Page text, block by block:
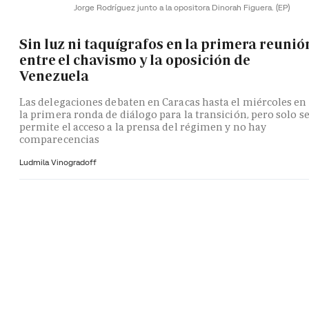
Jorge Rodríguez junto a la opositora Dinorah Figuera. (EP)
Sin luz ni taquígrafos en la primera
entre el chavismo y la oposición de
Venezuela
Las delegaciones debaten en Caracas hasta el miércoles en
la primera ronda de diálogo para la transición, pero solo se
permite el acceso a la prensa del régimen y no hay
comparecencias
Ludmila Vinogradoff